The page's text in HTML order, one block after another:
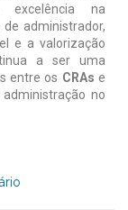
na
administrador,
e a valorização
a ser uma
entre os CRAs e
no